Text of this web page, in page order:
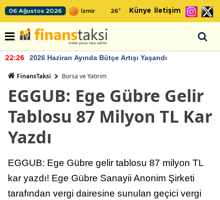
06 Ağustos 2026 26° Künye İletişim
22:26 2026 Haziran Ayında Bütçe Artışı Yaşandı
FinansTaksi Borsa ve Yatırım
EGGUB: Ege Gübre Gelir
Tablosu 87 Milyon TL Kar
Yazdı
EGGUB: Ege Gübre gelir tablosu 87 milyon TL
kar yazdı! Ege Gübre Sanayii Anonim Şirketi
tarafından vergi dairesine sunulan geçici vergi